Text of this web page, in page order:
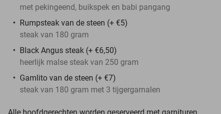
met pekingeend, buikspek en babi pangang
Rumpsteak van de steen (+ €5)
steak van 180 gram
Black Angus steak (+ €6,50)
heerlijk malse steak van 250 gram
Gamlito van de steen (+ €7)
steak van 180 gram met 3 tijgergarnalen